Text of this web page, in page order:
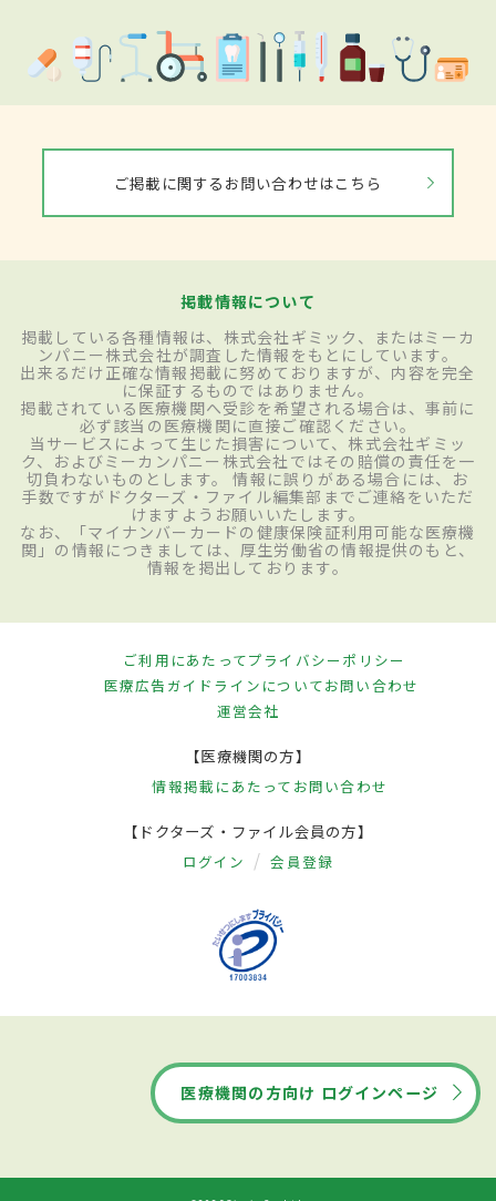
ご掲載に関するお問い合わせはこちら
掲載情報について
掲載している各種情報は、株式会社ギミック、またはミーカ
ンパニー株式会社が調査した情報をもとにしています。
出来るだけ正確な情報掲載に努めておりますが、内容を完全
に保証するものではありません。
掲載されている医療機関へ受診を希望される場合は、事前に
必ず該当の医療機関に直接ご確認ください。
当サービスによって生じた損害について、株式会社ギミッ
ク、およびミーカンパニー株式会社ではその賠償の責任を一
切負わないものとします。 情報に誤りがある場合には、お
手数ですがドクターズ・ファイル編集部までご連絡をいただ
けますようお願いいたします。
なお、「マイナンバーカードの健康保険証利用可能な医療機
関」の情報につきましては、厚生労働省の情報提供のもと、
情報を掲出しております。
ご利用にあたってプライバシーポリシー
医療広告ガイドラインについてお問い合わせ
運営会社
【医療機関の方】
情報掲載にあたって お問い合わせ
【ドクターズ・ファイル会員の方】
ログイン 会員登録
医療機関の方向け ログインページ